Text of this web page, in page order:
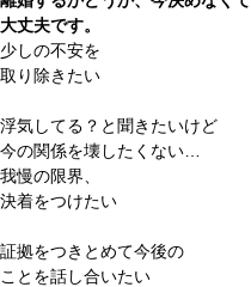
大丈夫です。
少しの不安を
取り除きたい
浮気してる？と聞きたいけど
今の関係を壊したくない…
我慢の限界、
決着をつけたい
証拠をつきとめて今後の
ことを話し合いたい